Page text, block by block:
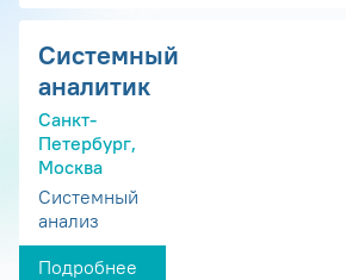
Системный
аналитик
Санкт-
Петербург,
Москва
Системный
анализ
Подробнее